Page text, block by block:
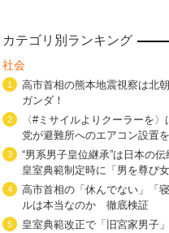
カテゴリ別ランキング
社会
1
高市首相の熊本地震視察は北
ガンダ！
2
〈#ミサイルよりクーラーを
党が避難所へのエアコン設置
3
“男系男子皇位継承”は日本の
皇室典範制定時に「男を尊び
4
高市首相の「休んでない」「
ルは本当なのか 徹底検証
5
皇室典範改正で「旧宮家男子